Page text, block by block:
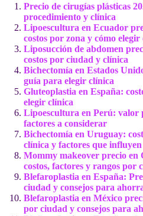
Precio de cirugías plásticas
procedimiento y clínica
Lipoescultura en Ecuador
costos por zona y cómo elegir
Liposucción de abdomen
costos por ciudad y clínica
Bichectomía en Estados
guía para elegir clínica
Gluteoplastia en España:
elegir clínica
Lipoescultura en Perú: valor
factores a considerar
Bichectomía en Uruguay:
clínica y factores que influyen
Mommy makeover precio en
costos, factores y rangos por
Blefaroplastia en España:
ciudad y consejos para
Blefaroplastia en México
por ciudad y consejos para